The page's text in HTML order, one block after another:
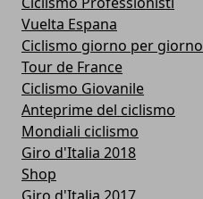
Vuelta Espana
Ciclismo giorno per giorno
Tour de France
Ciclismo Giovanile
Anteprime del ciclismo
Mondiali ciclismo
Giro d'Italia 2018
Shop